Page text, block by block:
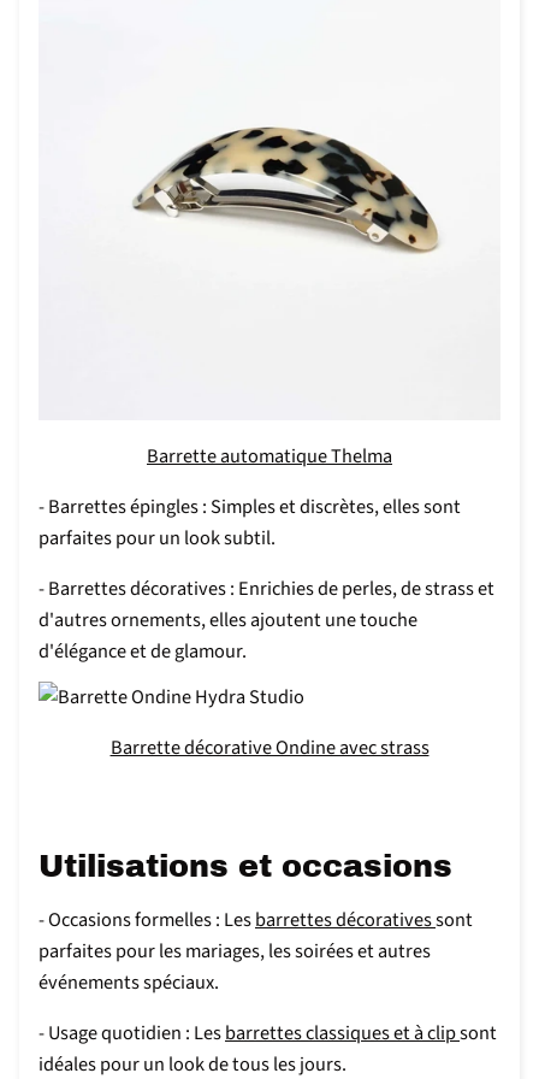
Barrette automatique Thelma
- Barrettes épingles : Simples et discrètes, elles sont
parfaites pour un look subtil.
- Barrettes décoratives : Enrichies de perles, de strass et
d'autres ornements, elles ajoutent une touche
d'élégance et de glamour.
Barrette décorative Ondine avec strass
Utilisations et occasions
- Occasions formelles : Lesbarrettes décorativessont
parfaites pour les mariages, les soirées et autres
événements spéciaux.
- Usage quotidien : Lesbarrettes classiques et à clipsont
idéales pour un look de tous les jours.